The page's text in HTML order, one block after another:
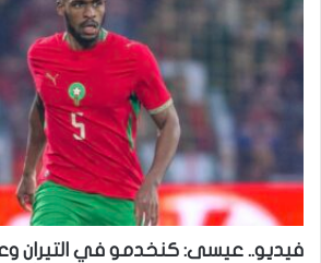
فيديو.. عيسى: كنخدمو في التيران